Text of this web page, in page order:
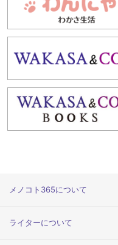
メノコト365について
ライターについて